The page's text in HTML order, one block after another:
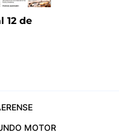
12 de
MOTOR